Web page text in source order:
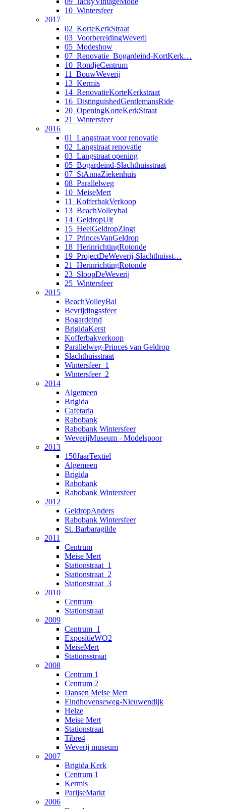
10_Wintersfeer
2017
02_KorteKerkStraat
03_VoorbereidingWeverij
05_Modeshow
07_Renovatie_Bogardeind-KortKerk…
10_RondjeCentrum
11_BouwWeverij
13_Kermis
14_RenovatieKorteKerkstraat
16_DistinguishedGentlemansRide
20_OpeningKorteKerkStraat
21_Wintersfeer
2016
01_Langstraat voor renovatie
02_Langstraat renovatie
03_Langstraat opening
05_Bogardeind-Slachthuisstraat
07_StAnnaZiekenhuis
08_Parallelweg
10_MeiseMert
11_KofferbakVerkoop
13_BeachVolleybal
14_GeldropUit
15_HeelGeldropZingt
17_PrincesVanGeldrop
18_HerinrichtingRotonde
19_ProjectDeWeverij-Slachthuisst…
21_HerinrichtingRotonde
23_SloopDeWeverij
25_Wintersfeer
2015
BeachVolleyBal
Bevrijdingssfeer
Bogardeind
BrigidaKerst
Kofferbakverkoop
Parallelweg-Princes van Geldrop
Slachthuisstraat
Wintersfeer_1
Wintersfeer_2
2014
Algemeen
Brigida
Cafetaria
Rabobank
Rabobank Wintersfeer
WeverijMuseum - Modelspoor
2013
150JaarTextiel
Algemeen
Brigida
Rabobank
Rabobank Wintersfeer
2012
GeldropAnders
Rabobank Wintersfeer
St. Barbaragilde
2011
Centrum
Meise Mert
Stationstraat_1
Stationstraat_2
Stationstraat_3
2010
Centrum
Stationstraat
2009
Centrum_1
ExpositieWO2
MeiseMert
Stationsstraat
2008
Centrum 1
Centrum 2
Dansen Meise Mert
Eindhovenseweg-Nieuwendijk
Helze
Meise Mert
Stationstraat
Tibre4
Weverij museum
2007
Brigida Kerk
Centrum 1
Kermis
ParijseMarkt
2006